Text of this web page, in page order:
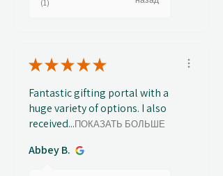
(1)
★★★★★
Fantastic gifting portal with a
huge variety of options. I also
received...ПОКАЗАТЬ БОЛЬШЕ
Abbey B.